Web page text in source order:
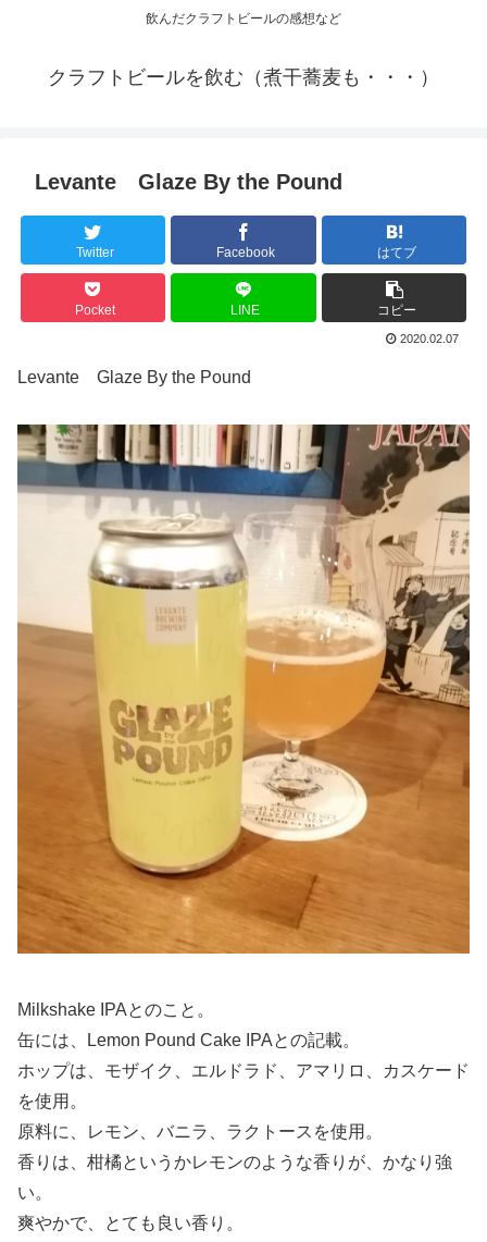
飲んだクラフトビールの感想など
クラフトビールを飲む（煮干蕎麦も・・・）
Levante Glaze By the Pound
Twitter Facebook はてブ
Pocket LINE コピー
2020.02.07
Levante Glaze By the Pound
Milkshake IPAとのこと。
缶には、Lemon Pound Cake IPAとの記載。
ホップは、モザイク、エルドラド、アマリロ、カスケード
を使用。
原料に、レモン、バニラ、ラクトースを使用。
香りは、柑橘というかレモンのような香りが、かなり強
い。
爽やかで、とても良い香り。